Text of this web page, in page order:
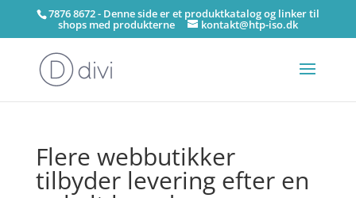
7876 8672 - Denne side er et produktkatalog og linker til
shops med produkterne kontakt@htp-iso.dk
Flere webbutikker
tilbyder levering efter en